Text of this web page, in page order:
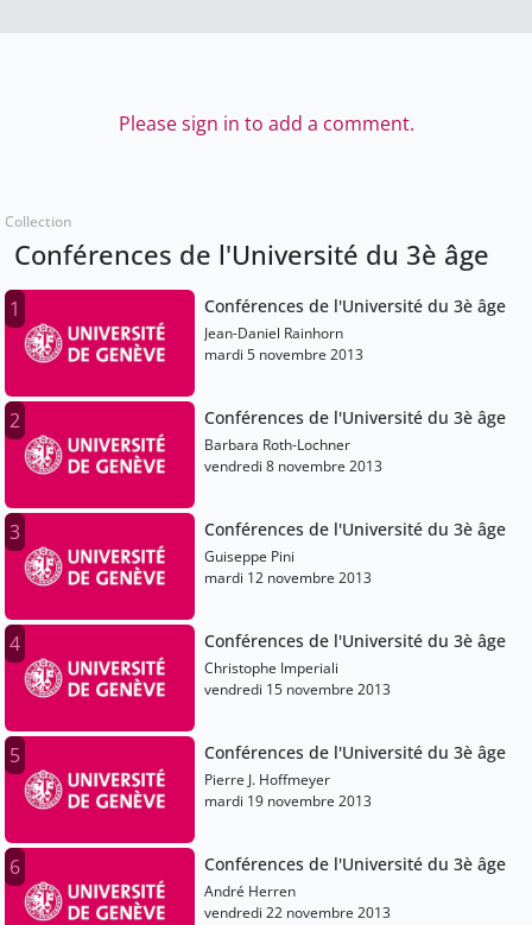
Please sign in to add a comment.
Collection
Conférences de l'Université du 3è âge
1 Conférences de l'Université du 3è âge
Jean-Daniel Rainhorn
mardi 5 novembre 2013
2 Conférences de l'Université du 3è âge
Barbara Roth-Lochner
vendredi 8 novembre 2013
3 Conférences de l'Université du 3è âge
Guiseppe Pini
mardi 12 novembre 2013
4 Conférences de l'Université du 3è âge
Christophe Imperiali
vendredi 15 novembre 2013
5 Conférences de l'Université du 3è âge
Pierre J. Hoffmeyer
mardi 19 novembre 2013
6 Conférences de l'Université du 3è âge
André Herren
vendredi 22 novembre 2013